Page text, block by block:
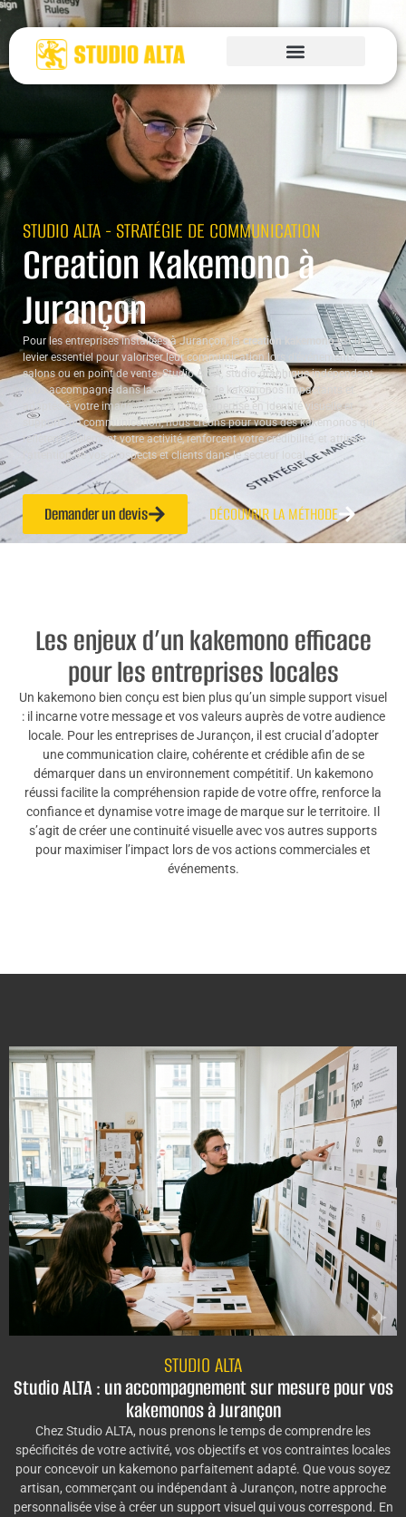
STUDIO ALTA - STRATÉGIE DE COMMUNICATION
Creation Kakemono à
Jurançon
Pour les entreprises installées à Jurançon, lacreation kakemonoest un
levier essentiel pour valoriser leur communication lors d’événements,
salons ou en point de vente. Studio ALTA, studio graphique indépendant,
vous accompagne dans la conception de kakemonos impactants et
adaptés à votre image. Grâce à notre expertise en identité visuelle et
supports de communication, nous créons pour vous des kakemonos qui
reflètent fidèlement votre activité, renforcent votre crédibilité, et attirent
l’attention de vos prospects et clients dans le secteur local.
Demander un devis DÉCOUVRIR LA MÉTHODE
Les enjeux d’un kakemono efficace
pour les entreprises locales
Un kakemono bien conçu est bien plus qu’un simple support visuel
: il incarne votre message et vos valeurs auprès de votre audience
locale. Pour les entreprises de Jurançon, il est crucial d’adopter
une communication claire, cohérente et crédible afin de se
démarquer dans un environnement compétitif. Un kakemono
réussi facilite la compréhension rapide de votre offre, renforce la
confiance et dynamise votre image de marque sur le territoire. Il
s’agit de créer une continuité visuelle avec vos autres supports
pour maximiser l’impact lors de vos actions commerciales et
événements.
STUDIO ALTA
Studio ALTA : un accompagnement sur mesure pour vos
kakemonos à Jurançon
Chez Studio ALTA, nous prenons le temps de comprendre les
spécificités de votre activité, vos objectifs et vos contraintes locales
pour concevoir un kakemono parfaitement adapté. Que vous soyez
artisan, commerçant ou indépendant à Jurançon, notre approche
personnalisée vise à créer un support visuel qui vous correspond. En